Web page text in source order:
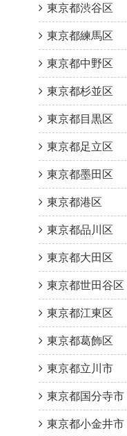
東京都渋谷区
東京都練馬区
東京都中野区
東京都杉並区
東京都目黒区
東京都足立区
東京都墨田区
東京都港区
東京都品川区
東京都大田区
東京都世田谷区
東京都江東区
東京都葛飾区
東京都立川市
東京都国分寺市
東京都小金井市